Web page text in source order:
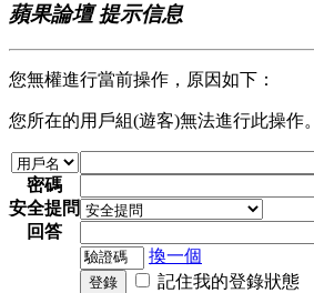
蘋果論壇 提示信息
您無權進行當前操作，原因如下：
您所在的用戶組(遊客)無法進行此操作。
密碼
安全提問
回答
換一個
登錄 記住我的登錄狀態